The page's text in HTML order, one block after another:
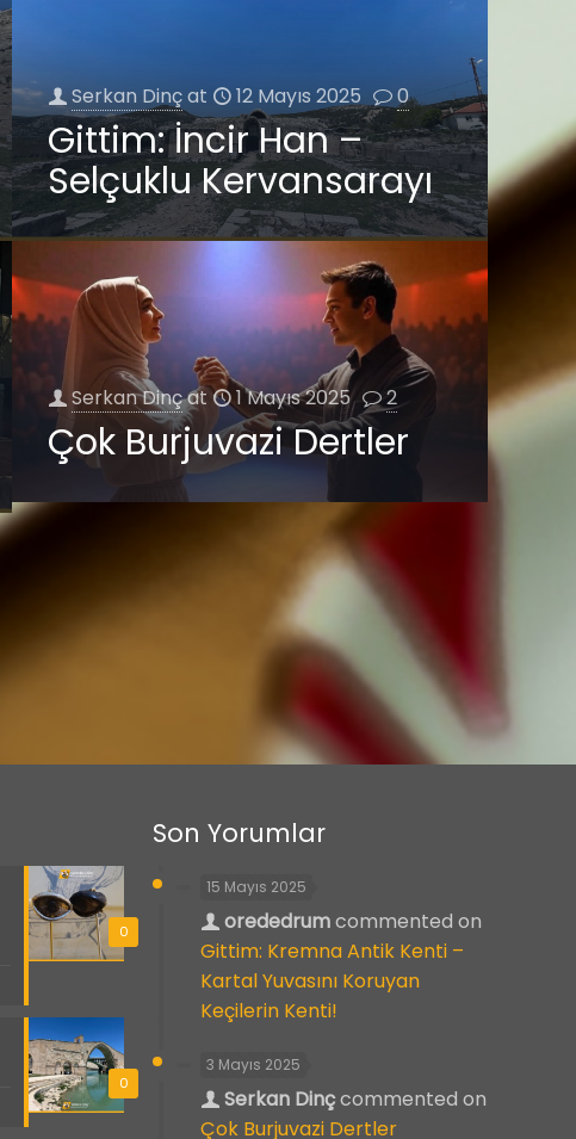
Serkan Dinçat 12 Mayıs 2025 0
Gittim: İncir Han –
Selçuklu Kervansarayı
Serkan Dinçat 1 Mayıs 2025 2
Çok Burjuvazi Dertler
0
0
Son Yorumlar
15 Mayıs 2025
orededrumcommented on
Gittim: Kremna Antik Kenti –
Kartal Yuvasını Koruyan
Keçilerin Kenti!
3 Mayıs 2025
Serkan Dinçcommented on
Çok Burjuvazi Dertler